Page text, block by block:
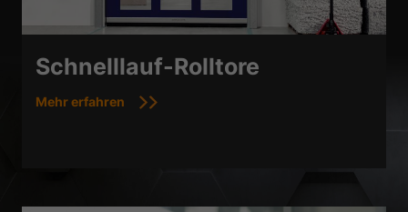
Schnelllauf-Rolltore
Mehr erfahren